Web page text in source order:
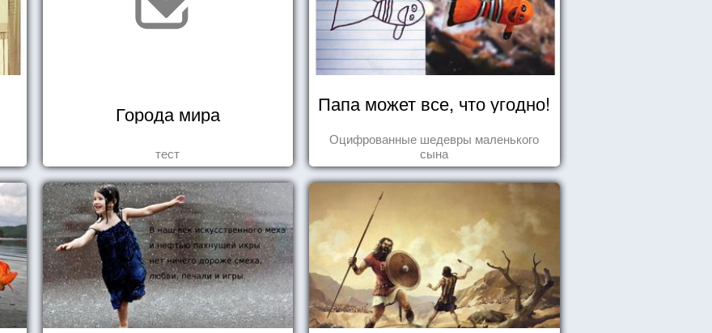
Города мира
тест
Папа может все, что угодно!
Оцифрованные шедевры маленького
сына